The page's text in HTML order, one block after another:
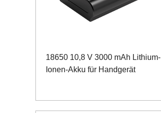
18650 10,8 V 3000 mAh Lithium-
Ionen-Akku für Handgerät